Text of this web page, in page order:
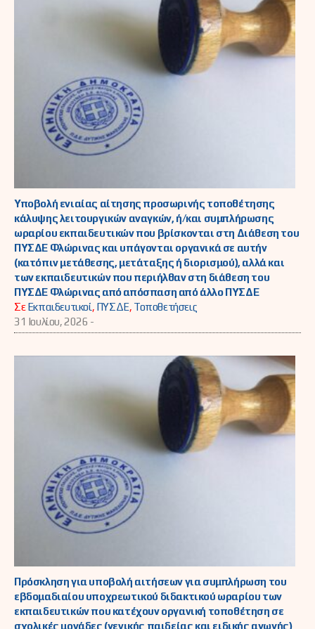
Υποβολή ενιαίας αίτησης προσωρινής τοποθέτησης
κάλυψης λειτουργικών αναγκών, ή/και συμπλήρωσης
ωραρίου εκπαιδευτικών που βρίσκονται στη Διάθεση του
ΠΥΣΔΕ Φλώρινας και υπάγονται οργανικά σε αυτήν
(κατόπιν μετάθεσης, μετάταξης ή διορισμού), αλλά και
των εκπαιδευτικών που περιήλθαν στη διάθεση του
ΠΥΣΔΕ Φλώρινας από απόσπαση από άλλο ΠΥΣΔΕ
ΣεΕκπαιδευτικοί, ΠΥΣΔΕ, Τοποθετήσεις
31 Ιουλίου, 2026 -
Πρόσκληση για υποβολή αιτήσεων για συμπλήρωση του
εβδομαδιαίου υποχρεωτικού διδακτικού ωραρίου των
εκπαιδευτικών που κατέχουν οργανική τοποθέτηση σε
σχολικές μονάδες (γενικής παιδείας και ειδικής αγωγής)